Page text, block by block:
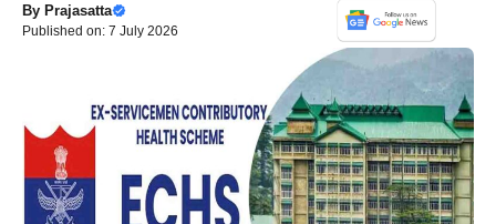
By Prajasatta
Published on: 7 July 2026